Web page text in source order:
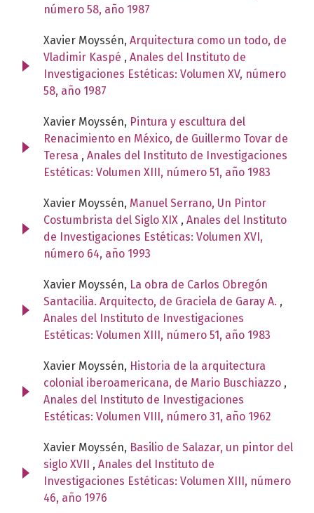
número 58, año 1987
Xavier Moyssén, Arquitectura como un todo, de
Vladimir Kaspé , Anales del Instituto de
Investigaciones Estéticas: Volumen XV, número
58, año 1987
Xavier Moyssén, Pintura y escultura del
Renacimiento en México, de Guillermo Tovar de
Teresa , Anales del Instituto de Investigaciones
Estéticas: Volumen XIII, número 51, año 1983
Xavier Moyssén, Manuel Serrano, Un Pintor
Costumbrista del Siglo XIX , Anales del Instituto
de Investigaciones Estéticas: Volumen XVI,
número 64, año 1993
Xavier Moyssén, La obra de Carlos Obregón
Santacilia. Arquitecto, de Graciela de Garay A. ,
Anales del Instituto de Investigaciones
Estéticas: Volumen XIII, número 51, año 1983
Xavier Moyssén, Historia de la arquitectura
colonial iberoamericana, de Mario Buschiazzo ,
Anales del Instituto de Investigaciones
Estéticas: Volumen VIII, número 31, año 1962
Xavier Moyssén, Basilio de Salazar, un pintor del
siglo XVII , Anales del Instituto de
Investigaciones Estéticas: Volumen XIII, número
46, año 1976